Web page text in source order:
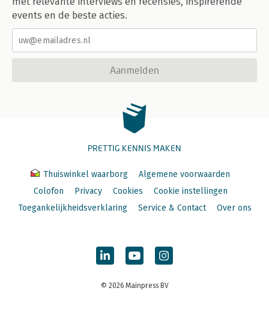
events en de beste acties.
Aanmelden
PRETTIG KENNIS MAKEN
Thuiswinkel waarborg
Algemene voorwaarden
Colofon
Privacy Cookies
Cookie instellingen
Toegankelijkheidsverklaring
Service & Contact Over ons
© 2026 Mainpress BV